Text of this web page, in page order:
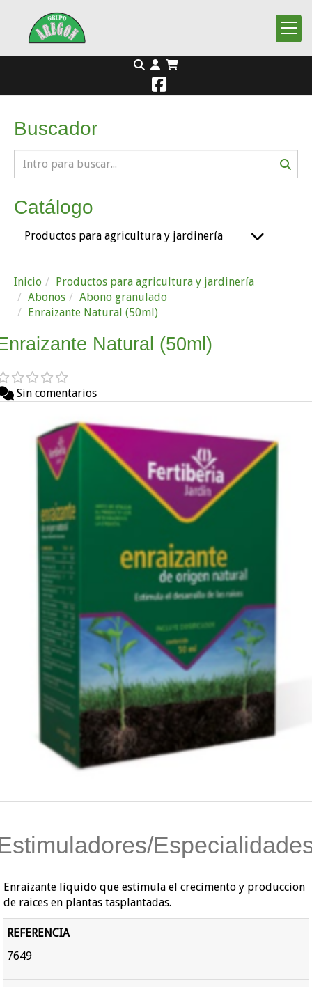
Buscador
Catálogo
Productos para agricultura y jardinería
Inicio
Productos para agricultura y jardinería
Abonos
Abono granulado
Enraizante Natural (50ml)
Natural (50ml)
Sin comentarios
Enraizante liquido que estimula el crecimento y produccion
de raices en plantas tasplantadas.
REFERENCIA
7649